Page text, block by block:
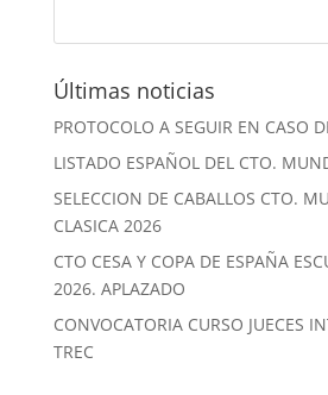
Últimas noticias
PROTOCOLO A SEGUIR EN CASO
LISTADO ESPAÑOL DEL CTO.
SELECCION DE CABALLOS CTO.
CLASICA 2026
CTO CESA Y COPA DE ESPAÑA
2026. APLAZADO
CONVOCATORIA CURSO JUECES
TREC